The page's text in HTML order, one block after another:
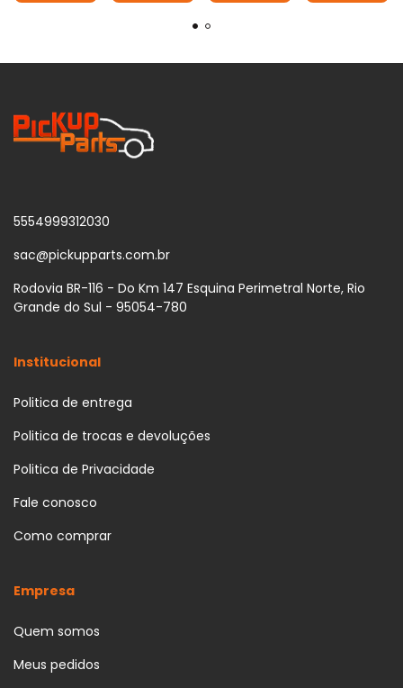
5554999312030
sac@pickupparts.com.br
Rodovia BR-116 - Do Km 147 Esquina Perimetral Norte, Rio
Grande do Sul - 95054-780
Institucional
Politica de entrega
Politica de trocas e devoluções
Politica de Privacidade
Fale conosco
Como comprar
Empresa
Quem somos
Meus pedidos